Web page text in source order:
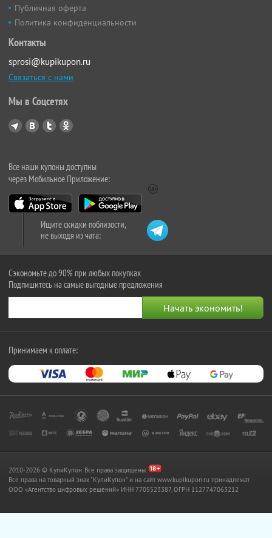
Публичная оферта
Политика конфиденциальности
Контакты
sprosi@kupikupon.ru
Связаться с нами
Мы в Соцсетях
Все наши купоны доступны
через Мобильное Приложение:
Ищите скидки поблизости,
не выходя из чата:
Сэкономьте до 90% при любых покупках
Подпишитесь на самые выгодные предложения
Принимаем к оплате:
2010-2026 © КупиКупон. Все права защищены.
Все права на товарный знак "КупиКупон" и на сайт www.kupikupon.ru принадлежат
OOO «Агентство цифровых решений» ИНН 7705523387, ОГРН 1127747063212